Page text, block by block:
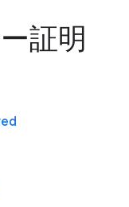
証明